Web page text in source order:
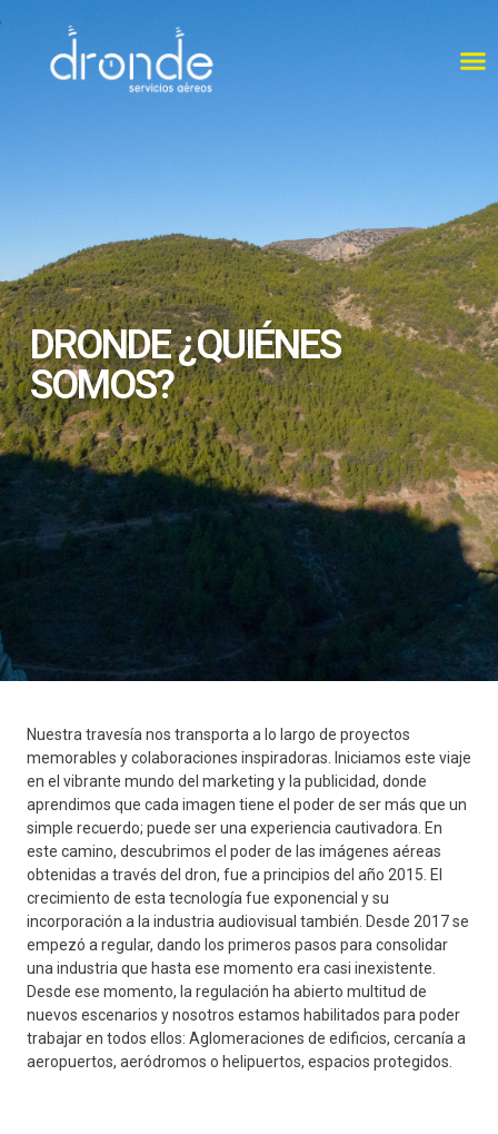
DRONDE ¿QUIÉNES
SOMOS?
Nuestra travesía nos transporta a lo largo de proyectos
memorables y colaboraciones inspiradoras. Iniciamos este viaje
en el vibrante mundo del marketing y la publicidad, donde
aprendimos que cada imagen tiene el poder de ser más que un
simple recuerdo; puede ser una experiencia cautivadora. En
este camino, descubrimos el poder de las imágenes aéreas
obtenidas a través del dron, fue a principios del año 2015. El
crecimiento de esta tecnología fue exponencial y su
incorporación a la industria audiovisual también. Desde 2017 se
empezó a regular, dando los primeros pasos para consolidar
una industria que hasta ese momento era casi inexistente.
Desde ese momento, la regulación ha abierto multitud de
nuevos escenarios y nosotros estamos habilitados para poder
trabajar en todos ellos: Aglomeraciones de edificios, cercanía a
aeropuertos, aeródromos o helipuertos, espacios protegidos.